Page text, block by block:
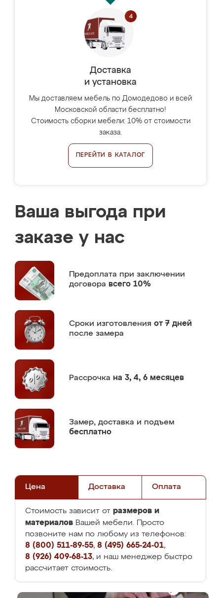
Доставка
и установка
Мы доставляем мебель по Домодедово и всей
Московской области бесплатно!
Стоимость сборки мебели: 10% от стоимости
заказа.
ПЕРЕЙТИ В КАТАЛОГ
Ваша выгода при
заказе у нас
Предоплата при заключении
договора всего 10%
Сроки изготовления от 7 дней
после замера
Рассрочка на 3, 4, 6 месяцев
Замер, доставка и подъем
бесплатно
Цена Доставка Оплата
Стоимость зависит от размеров и
материалов Вашей мебели. Просто
позвоните нам по любому из телефонов:
8 (800) 511-89-55, 8 (495) 665-24-01,
8 (926) 409-68-13, и наш менеджер быстро
рассчитает стоимость.